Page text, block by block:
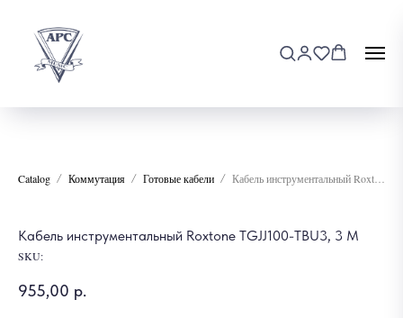
Catalog Коммутация Готовые кабели
Кабель инструментальный Roxtone TGJJ100-TBU3, 3 М
SKU:
955,00 р.